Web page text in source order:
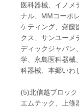
医科器械、イノメ
ナル、MMコーポ
ケティング、齋藤
クス、サンユーメ
ディックジャパン
学、永島医科器械
科器械、本郷いわ
(5)北信越ブロック
エムテック、上條